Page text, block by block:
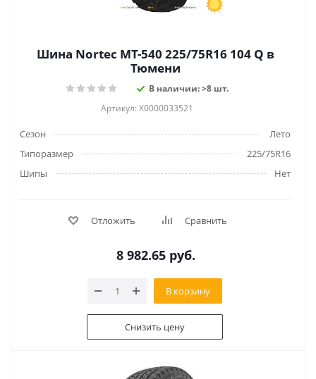
Шина Nortec MT-540 225/75R16 104 Q в
Тюмени
В наличии: >8 шт.
Артикул: Х0000033521
Сезон
Лето
Типоразмер
225/75R16
Шипы
Нет
Отложить Сравнить
8 982.65руб.
В корзину
Снизить цену